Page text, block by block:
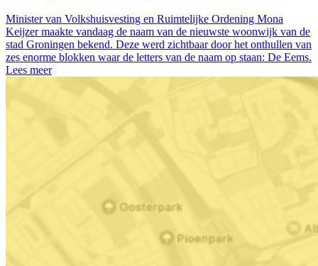
Minister van Volkshuisvesting en Ruimtelijke Ordening Mona
Keijzer maakte vandaag de naam van de nieuwste woonwijk van de
stad Groningen bekend. Deze werd zichtbaar door het onthullen van
zes enorme blokken waar de letters van de naam op staan: De Eems.
Lees meer